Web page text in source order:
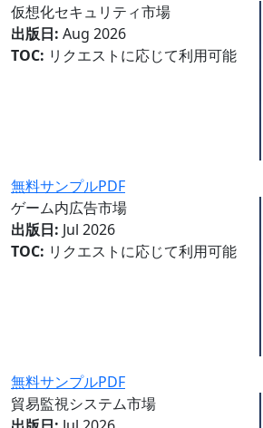
仮想化セキュリティ市場
出版日: Aug 2026
TOC: リクエストに応じて利用可能
無料サンプルPDF
ゲーム内広告市場
出版日: Jul 2026
TOC: リクエストに応じて利用可能
無料サンプルPDF
貿易監視システム市場